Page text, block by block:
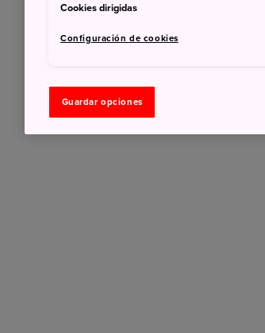
Cookies dirigidas
Configuración de cookies
Guardar opciones